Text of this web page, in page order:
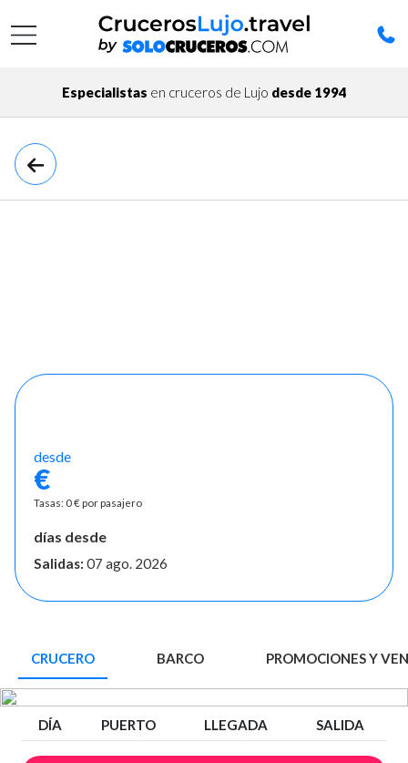
Especialistas en cruceros de Lujo desde 1994
desde
€
Tasas: 0 € por pasajero
días desde
Salidas: 07 ago. 2026
CRUCERO BARCO PROMOCIONES Y
DÍA PUERTO LLEGADA SALIDA